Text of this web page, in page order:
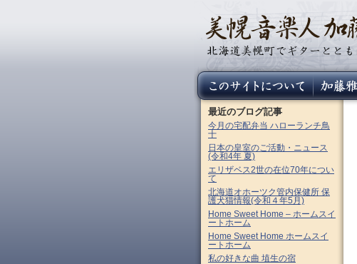
最近のブログ記事
今月の宅配弁当 ハローランチ鳥
十
日本の皇室のご活動・ニュース
(令和4年 夏)
エリザベス2世の在位70年につい
て
北海道オホーツク管内保健所 保
護犬猫情報(令和４年5月)
Home Sweet Home – ホームスイ
ートホーム
Home Sweet Home ホームスイ
ートホーム
私の好きな曲 埴生の宿